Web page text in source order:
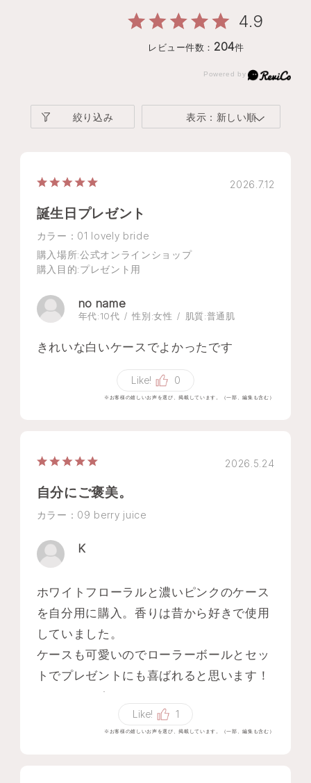
4.9
レビュー件数： 204件
絞り込み 表示：新しい順
2026.7.12
誕生日プレゼント
カラー：01 lovely bride
購入場所:公式オンラインショップ
購入目的:プレゼント用
no name
年代:10代 性別:女性 肌質:普通肌
きれいな白いケースでよかったです
Like! 0
※お客様の嬉しいお声を選び、掲載しています。（一部、編集も含む）
2026.5.24
自分にご褒美。
カラー：09 berry juice
K
ホワイトフローラルと濃いピンクのケース
を自分用に購入。香りは昔から好きで使用
していました。
ケースも可愛いのでローラーボールとセッ
トでプレゼントにも喜ばれると思います！
オススメです！
Like! 1
※お客様の嬉しいお声を選び、掲載しています。（一部、編集も含む）